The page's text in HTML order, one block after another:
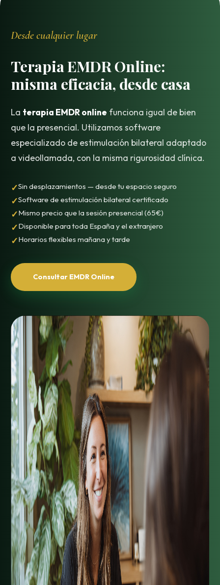
Desde cualquier lugar
Terapia EMDR Online:
misma eficacia, desde casa
La terapia EMDR online funciona igual de bien
que la presencial. Utilizamos software
especializado de estimulación bilateral adaptado
a videollamada, con la misma rigurosidad clínica.
Sin desplazamientos — desde tu espacio seguro
Software de estimulación bilateral certificado
Mismo precio que la sesión presencial (65€)
Disponible para toda España y el extranjero
Horarios flexibles mañana y tarde
Consultar EMDR Online